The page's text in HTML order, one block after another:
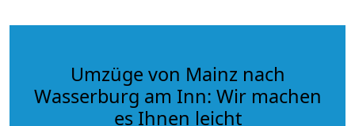
Umzüge von Mainz nach
Wasserburg am Inn: Wir machen
es Ihnen leicht